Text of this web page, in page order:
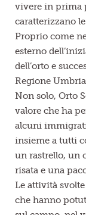
vivere in prima
caratterizzano
Proprio come
esterno
dell’orto e
Regione
Non solo, Orto
valore che ha
alcuni
insieme a tutti
un rastrello, un
risata e una
Le attività
che hanno